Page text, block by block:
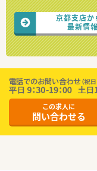
京都支店か
最新情報
この求人に
問い合わせる